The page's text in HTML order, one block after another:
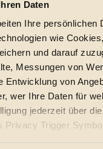
Daten
Ihre persönlichen
wie
und darauf
Messungen von
Entwicklung von
wer Ihre Daten für
jederzeit über
Privacy Trigger